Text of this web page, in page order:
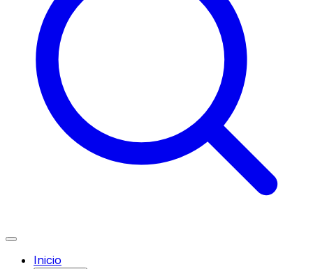
Inicio